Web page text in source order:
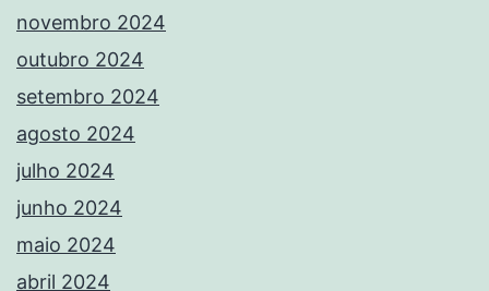
novembro 2024
outubro 2024
setembro 2024
agosto 2024
julho 2024
junho 2024
maio 2024
abril 2024